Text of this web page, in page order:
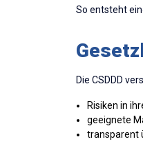
So entsteht
Die CSDDD
Risiken in
geeignete
transparent